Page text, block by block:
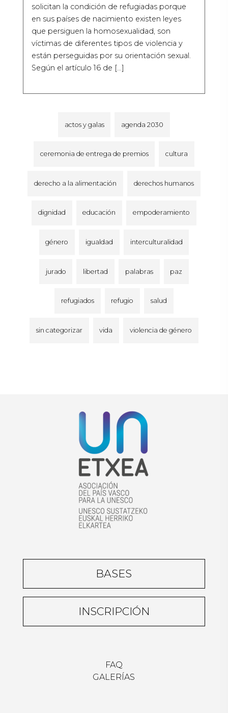
solicitan la condición de refugiadas porque
en sus países de nacimiento existen leyes
que persiguen la homosexualidad, son
víctimas de diferentes tipos de violencia y
están perseguidas por su orientación sexual.
Según el artículo 16 de […]
actos y galas agenda 2030
ceremonia de entrega de premios cultura
derecho a la alimentación derechos humanos
dignidad educación empoderamiento
género igualdad interculturalidad
jurado libertad palabras paz
refugiados refugio salud
sin categorizar vida violencia de género
BASES
INSCRIPCIÓN
FAQ
GALERÍAS